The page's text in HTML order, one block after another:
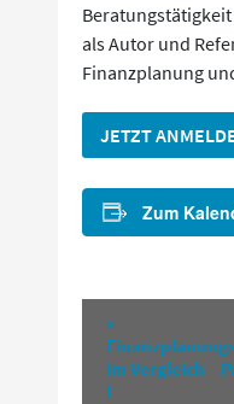
als Autor und
Finanzplanung
JETZT
Zum
Navigation
«
im Vergleich –
I